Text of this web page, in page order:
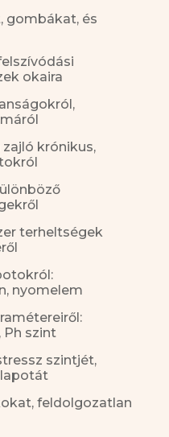
gombákat, és
okaira
krónikus,
terheltségek
nyomelem
Ph szint
szintjét,
feldolgozatlan